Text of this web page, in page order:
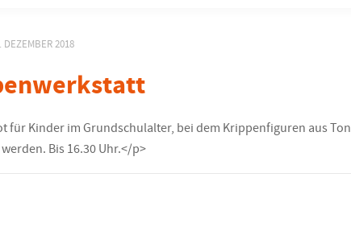
DEZEMBER 2018
für Kinder im Grundschulalter, bei dem Krippenfiguren aus Ton
Bis 16.30 Uhr.</p>